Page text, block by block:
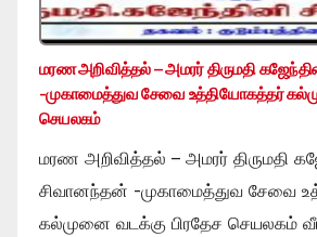
மரண அறிவித்தல் – அமரர் திருமதி
-முகாமைத்துவ சேவை உத்தியோகத்தர்
செயலகம்
மரண அறிவித்தல் – அமரர் திருமதி
சிவானந்தன் -முகாமைத்துவ சேவை
கல்முனை வடக்கு பிரதேச செயலகம்